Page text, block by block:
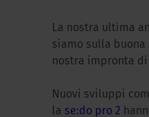
La nostra ultima
siamo sulla
nostra impronta
Nuovi sviluppi
la se:do pro 2